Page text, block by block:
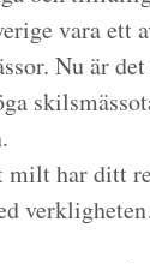
vara ett
Nu är
har ditt